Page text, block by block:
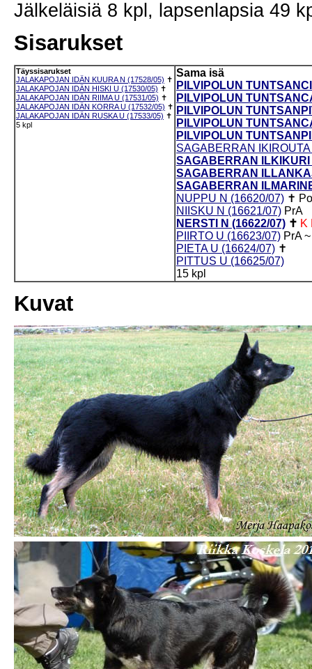
Jälkeläisiä 8 kpl, lapsenlapsia 49
Sisarukset
Täyssisarukset
JALAKAPOJAN IDÄN KUURA N (17528/05) ✝
JALAKAPOJAN IDÄN HISKI U (17530/05) ✝
JALAKAPOJAN IDÄN RIIMA U (17531/05) ✝
JALAKAPOJAN IDÄN KORRA U (17532/05) ✝
JALAKAPOJAN IDÄN RUSKA U (17533/05) ✝
5 kpl
Sama isä
PILVIPOLUN
PILVIPOLUN
PILVIPOLUN
PILVIPOLUN
PILVIPOLUN
SAGABERRAN
SAGABERRAN ILKIKURI
SAGABERRAN
SAGABERRAN
NUPPU N (16620/07) ✝
NIISKU N (16621/07) PrA
NERSTI N (16622/07) ✝ K
PIIRTO U (16623/07) PrA ~
PIETA U (16624/07) ✝
PITTUS U (16625/07)
15 kpl
Kuvat